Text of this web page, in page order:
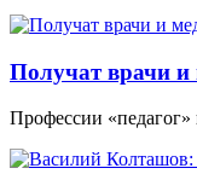
Получат врачи и
Профессии